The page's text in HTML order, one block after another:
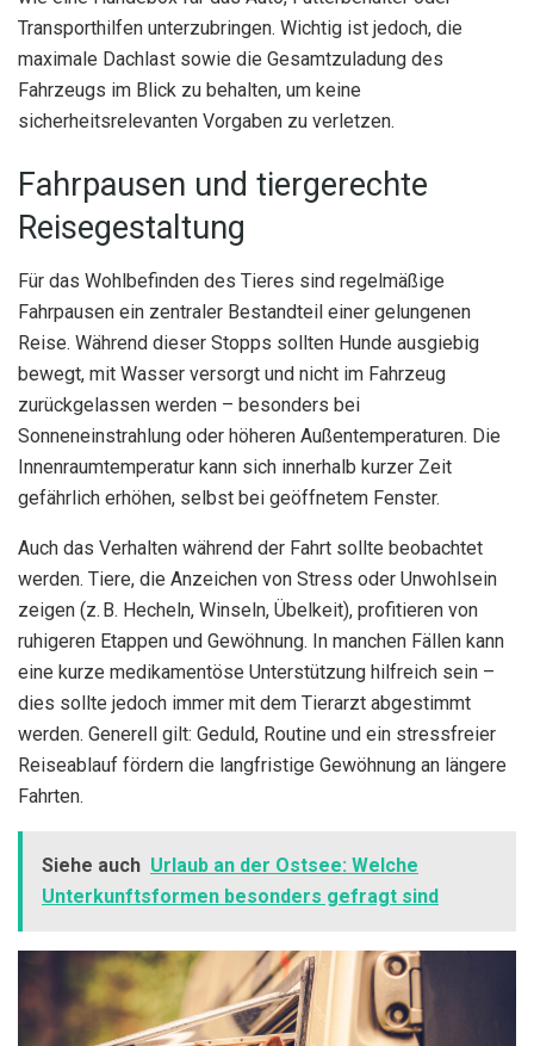
Transporthilfen unterzubringen. Wichtig ist jedoch, die
maximale Dachlast sowie die Gesamtzuladung des
Fahrzeugs im Blick zu behalten, um keine
sicherheitsrelevanten Vorgaben zu verletzen.
Fahrpausen und tiergerechte
Reisegestaltung
Für das Wohlbefinden des Tieres sind regelmäßige
Fahrpausen ein zentraler Bestandteil einer gelungenen
Reise. Während dieser Stopps sollten Hunde ausgiebig
bewegt, mit Wasser versorgt und nicht im Fahrzeug
zurückgelassen werden – besonders bei
Sonneneinstrahlung oder höheren Außentemperaturen. Die
Innenraumtemperatur kann sich innerhalb kurzer Zeit
gefährlich erhöhen, selbst bei geöffnetem Fenster.
Auch das Verhalten während der Fahrt sollte beobachtet
werden. Tiere, die Anzeichen von Stress oder Unwohlsein
zeigen (z. B. Hecheln, Winseln, Übelkeit), profitieren von
ruhigeren Etappen und Gewöhnung. In manchen Fällen kann
eine kurze medikamentöse Unterstützung hilfreich sein –
dies sollte jedoch immer mit dem Tierarzt abgestimmt
werden. Generell gilt: Geduld, Routine und ein stressfreier
Reiseablauf fördern die langfristige Gewöhnung an längere
Fahrten.
Siehe auch Urlaub an der Ostsee: Welche
Unterkunftsformen besonders gefragt sind